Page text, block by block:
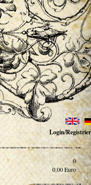
Login/
0
0,00Euro